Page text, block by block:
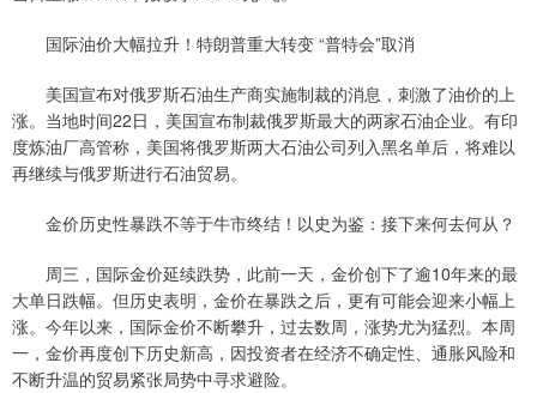
国际油价大幅拉升！特朗普重大转变 “普特会”取消
美国宣布对俄罗斯石油生产商实施制裁的消息，刺激了油价的上
涨。当地时间22日，美国宣布制裁俄罗斯最大的两家石油企业。有印
度炼油厂高管称，美国将俄罗斯两大石油公司列入黑名单后，将难以
再继续与俄罗斯进行石油贸易。
金价历史性暴跌不等于牛市终结！以史为鉴：接下来何去何从？
周三，国际金价延续跌势，此前一天，金价创下了逾10年来的最
大单日跌幅。但历史表明，金价在暴跌之后，更有可能会迎来小幅上
涨。今年以来，国际金价不断攀升，过去数周，涨势尤为猛烈。本周
一，金价再度创下历史新高，因投资者在经济不确定性、通胀风险和
不断升温的贸易紧张局势中寻求避险。